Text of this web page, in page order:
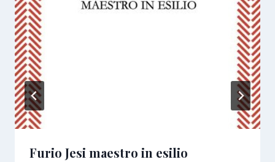
Furio Jesi maestro in esilio